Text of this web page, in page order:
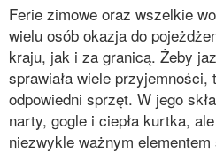
Ferie zimowe oraz wszelkie
wielu osób okazja do
kraju, jak i za granicą. Żeby
sprawiała wiele
odpowiedni sprzęt. W jego
narty, gogle i ciepła kurtka,
niezwykle ważnym